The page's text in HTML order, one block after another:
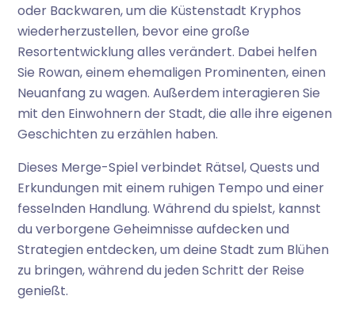
oder Backwaren, um die Küstenstadt Kryphos
wiederherzustellen, bevor eine große
Resortentwicklung alles verändert. Dabei helfen
Sie Rowan, einem ehemaligen Prominenten, einen
Neuanfang zu wagen. Außerdem interagieren Sie
mit den Einwohnern der Stadt, die alle ihre eigenen
Geschichten zu erzählen haben.
Dieses Merge-Spiel verbindet Rätsel, Quests und
Erkundungen mit einem ruhigen Tempo und einer
fesselnden Handlung. Während du spielst, kannst
du verborgene Geheimnisse aufdecken und
Strategien entdecken, um deine Stadt zum Blühen
zu bringen, während du jeden Schritt der Reise
genießt.